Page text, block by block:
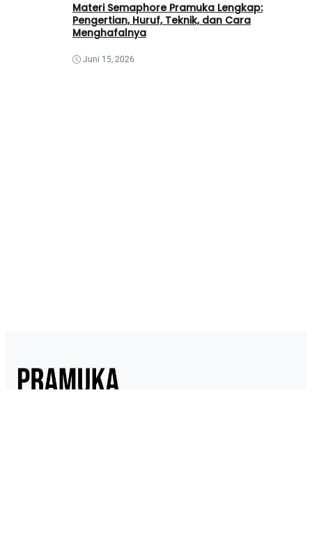
Materi Semaphore Pramuka Lengkap:
Pengertian, Huruf, Teknik, dan Cara
Menghafalnya
Juni 15, 2026